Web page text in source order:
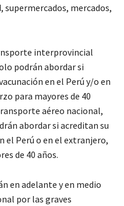
supermercados, mercados,
interprovincial
podrán abordar si
en el Perú y/o en
para mayores de 40
aéreo nacional,
abordar si acreditan su
el Perú o en el extranjero,
de 40 años.
en adelante y en medio
por las graves